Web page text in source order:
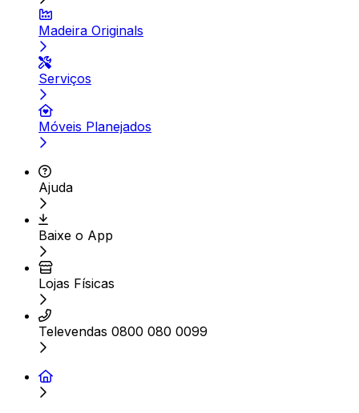
Madeira Originals
Serviços
Móveis Planejados
Ajuda
Baixe o App
Lojas Físicas
Televendas 0800 080 0099